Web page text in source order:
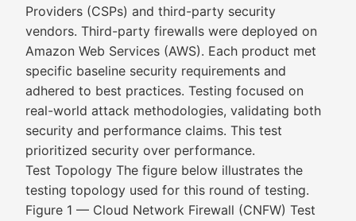
Providers (CSPs) and third-party security
vendors. Third-party firewalls were deployed on
Amazon Web Services (AWS). Each product met
specific baseline security requirements and
adhered to best practices. Testing focused on
real-world attack methodologies, validating both
security and performance claims. This test
prioritized security over performance.
Test Topology The figure below illustrates the
testing topology used for this round of testing.
Figure 1 — Cloud Network Firewall (CNFW) Test